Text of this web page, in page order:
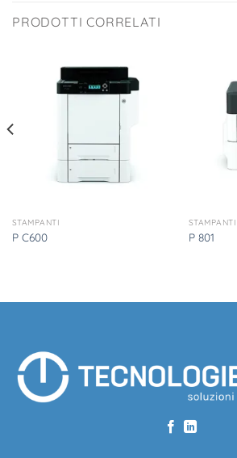
PRODOTTI CORRELATI
STAMPANTI
P C600
STAMPANTI
P 801